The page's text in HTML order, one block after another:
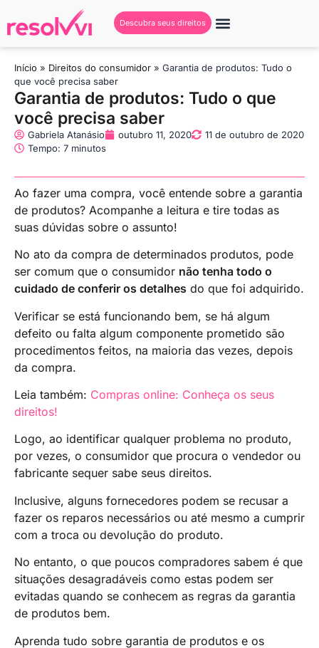
Descubra seus direitos
Início » Direitos do consumidor » Garantia de produtos: Tudo o
que você precisa saber
Garantia de produtos: Tudo o que
você precisa saber
Gabriela Atanásio outubro 11, 2020
11 de outubro de 2020
Tempo: 7 minutos
Ao fazer uma compra, você entende sobre a garantia
de produtos? Acompanhe a leitura e tire todas as
suas dúvidas sobre o assunto!
No ato da compra de determinados produtos, pode
ser comum que o consumidor não tenha todo o
cuidado de conferir os detalhes do que foi adquirido.
Verificar se está funcionando bem, se há algum
defeito ou falta algum componente prometido são
procedimentos feitos, na maioria das vezes, depois
da compra.
Leia também: Compras online: Conheça os seus
direitos!
Logo, ao identificar qualquer problema no produto,
por vezes, o consumidor que procura o vendedor ou
fabricante sequer sabe seus direitos.
Inclusive, alguns fornecedores podem se recusar a
fazer os reparos necessários ou até mesmo a cumprir
com a troca ou devolução do produto.
No entanto, o que poucos compradores sabem é que
situações desagradáveis como estas podem ser
evitadas quando se conhecem as regras da garantia
de produtos bem.
Aprenda tudo sobre garantia de produtos e os